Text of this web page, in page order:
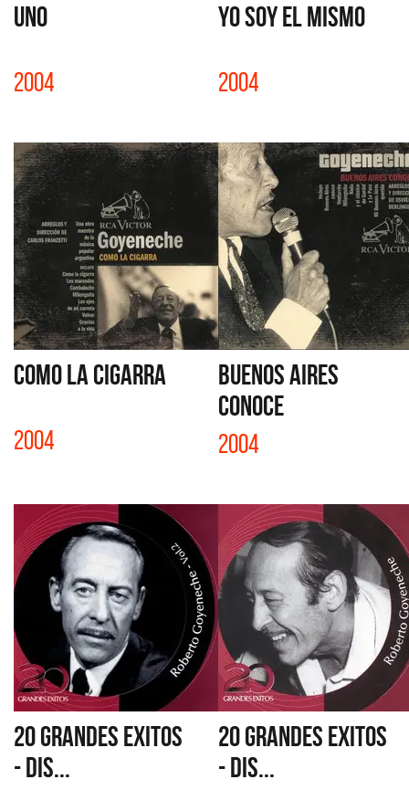
UNO
2004
YO SOY EL MISMO
2004
COMO LA CIGARRA
2004
BUENOS AIRES
CONOCE
2004
20 GRANDES EXITOS
- DIS...
20 GRANDES EXITOS
- DIS...